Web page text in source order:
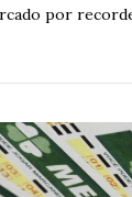
por